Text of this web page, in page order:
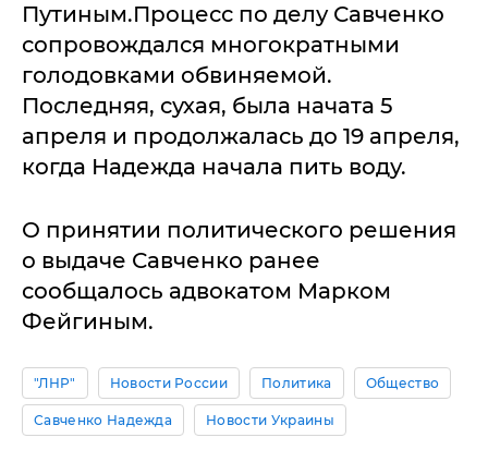
Путиным.Процесс по делу Савченко
сопровождался многократными
голодовками обвиняемой.
Последняя, сухая, была начата 5
апреля и продолжалась до 19 апреля,
когда Надежда начала пить воду.
О принятии политического решения
о выдаче Савченко ранее
сообщалось адвокатом Марком
Фейгиным.
"ЛНР" Новости России Политика Общество
Савченко Надежда Новости Украины